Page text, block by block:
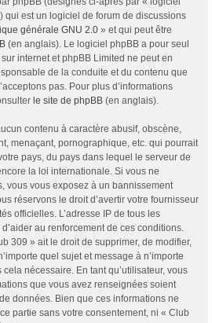
qui est un logiciel de forum de discussions
générale GNU 2.0 » et qui peut être
(en anglais). Le logiciel phpBB a pour seul
internet et phpBB Limited ne peut en
de la conduite et du contenu que
pas. Pour plus d’informations
le site de phpBB (en anglais).
contenu à caractère abusif, obscène,
menaçant, pornographique, etc. qui pourrait
pays, du pays dans lequel le serveur de
la loi internationale. Si vous ne
vous vous exposez à un bannissement
réservons le droit d’avertir votre fournisseur
officielles. L’adresse IP de tous les
au renforcement de ces conditions.
309 » ait le droit de supprimer, de modifier,
quel sujet et message à n’importe
nécessaire. En tant qu’utilisateur, vous
que vous avez renseignées soient
données. Bien que ces informations ne
partie sans votre consentement, ni « Club